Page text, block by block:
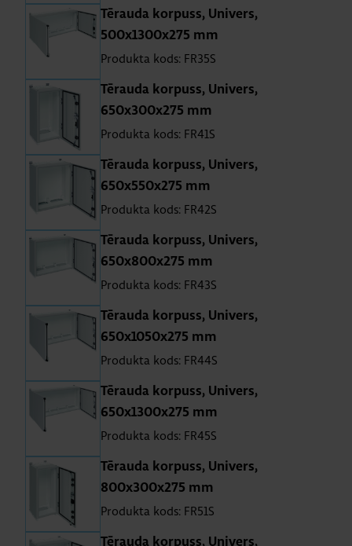
Tē­rauda kor­puss, Uni­vers,
500x1300x275 mm
Produkta kods: FR35S
Tē­rauda kor­puss, Uni­vers,
650x300x275 mm
Produkta kods: FR41S
Tē­rauda kor­puss, Uni­vers,
650x550x275 mm
Produkta kods: FR42S
Tē­rauda kor­puss, Uni­vers,
650x800x275 mm
Produkta kods: FR43S
Tē­rauda kor­puss, Uni­vers,
650x1050x275 mm
Produkta kods: FR44S
Tē­rauda kor­puss, Uni­vers,
650x1300x275 mm
Produkta kods: FR45S
Tē­rauda kor­puss, Uni­vers,
800x300x275 mm
Produkta kods: FR51S
Tē­rauda kor­puss, Uni­vers,